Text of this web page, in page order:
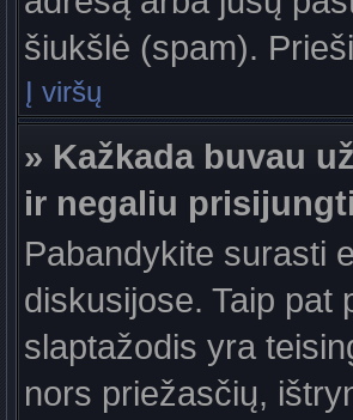
šiukšlė (spam).
Į viršų
» Kažkada buvau
ir negaliu
Pabandykite surasti
diskusijose. Taip pat
slaptažodis yra
nors priežasčių,